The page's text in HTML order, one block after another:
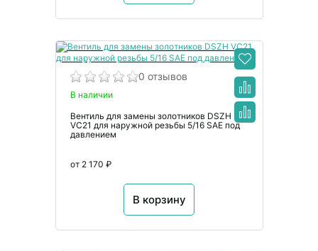
0 отзывов
В наличии
Вентиль для замены золотников DSZH
VC21 для наружной резьбы 5/16 SAE под
давлением
от 2 170 ₽
В корзину